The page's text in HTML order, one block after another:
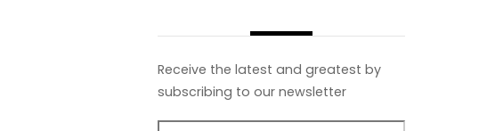
Receive the latest and greatest by
subscribing to our newsletter